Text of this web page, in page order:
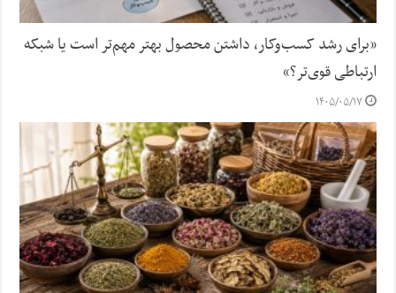
«برای رشد کسب‌وکار، داشتن محصول بهتر مهم‌تر است یا شبکه
ارتباطی قوی‌تر؟»
۱۴۰۵/۰۵/۱۷